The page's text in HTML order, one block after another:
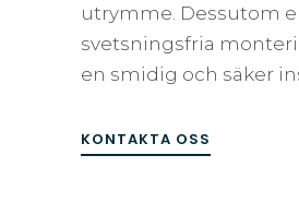
utrymme. Dessutom
svetsningsfria
en smidig och säker
KONTAKTA OSS